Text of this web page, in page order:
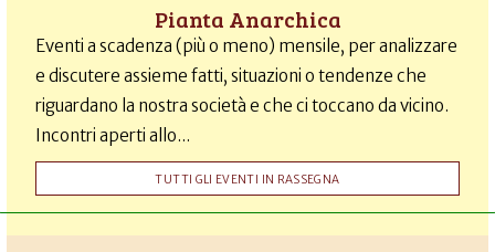
Pianta Anarchica
Eventi a scadenza (più o meno) mensile, per analizzare
e discutere assieme fatti, situazioni o tendenze che
riguardano la nostra società e che ci toccano da vicino.
Incontri aperti allo...
TUTTI GLI EVENTI IN RASSEGNA